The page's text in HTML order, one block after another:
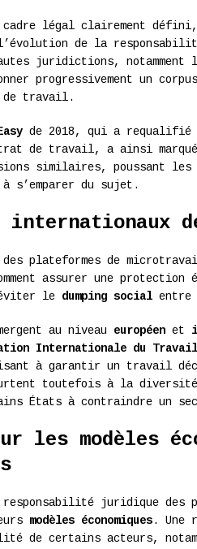
cadre légal clairement
de la
juridictions, notamment
progressivement un
de travail.
de 2018, qui a
de travail, a ainsi
similaires, poussant
du sujet.
internationaux
des plateformes de
assurer une
éviter le dumping social entre
au niveau européen et
Internationale du Travail
à garantir un travail
toutefois à la
États à contraindre un
les modèles
juridique des
modèles économiques. Une
de certains acteurs,